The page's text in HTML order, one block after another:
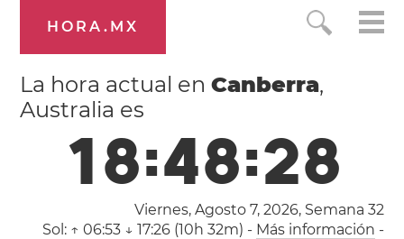
HORA.MX
La hora actual enCanberra,
Australia es
18:48:28
Viernes, Agosto 7, 2026, Semana 32
Sol: ↑ 06:53 ↓ 17:26 (10h 32m) - Más información -